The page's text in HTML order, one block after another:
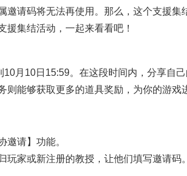
邀请码将无法再使用。那么，这个支援集
集结活动，一起来看看吧！
月10日15:59。在这段时间内，分享自
能够获取更多的道具奖励，为你的游戏
邀请】功能。
家或新注册的教授，让他们填写邀请码